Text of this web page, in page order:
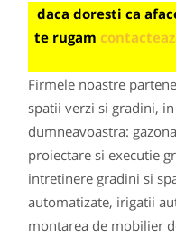
daca doresti ca
te rugam
Firmele noastre
spatii verzi si gradini,
dumneavoastra:
proiectare si executie
intretinere gradini si
automatizate, irigatii
montarea de mobilier